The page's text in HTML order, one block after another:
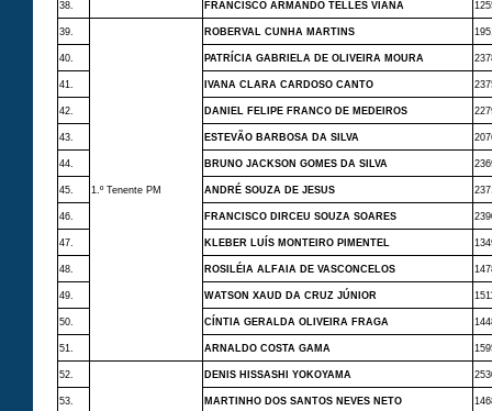
38. FRANCISCO ARMANDO TELLES VIANA
39.
1.º Tenente PM
ROBERVAL CUNHA MARTINS
40. PATRÍCIA GABRIELA DE OLIVEIRA MOURA
41. IVANA CLARA CARDOSO CANTO
42. DANIEL FELIPE FRANCO DE MEDEIROS
43. ESTEVÃO BARBOSA DA SILVA
44. BRUNO JACKSON GOMES DA SILVA
45. ANDRÉ SOUZA DE JESUS
46. FRANCISCO DIRCEU SOUZA SOARES
47. KLEBER LUÍS MONTEIRO PIMENTEL
48. ROSILÉIA ALFAIA DE VASCONCELOS
49. WATSON XAUD DA CRUZ JÚNIOR
50. CÍNTIA GERALDA OLIVEIRA FRAGA
51. ARNALDO COSTA GAMA
52. DENIS HISSASHI YOKOYAMA
53. MARTINHO DOS SANTOS NEVES NETO